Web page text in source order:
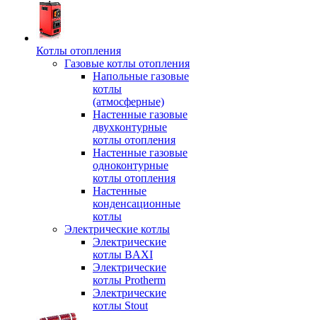
Котлы отопления
Газовые котлы отопления
Напольные газовые
котлы
(атмосферные)
Настенные газовые
двухконтурные
котлы отопления
Настенные газовые
одноконтурные
котлы отопления
Настенные
конденсационные
котлы
Электрические котлы
Электрические
котлы BAXI
Электрические
котлы Protherm
Электрические
котлы Stout